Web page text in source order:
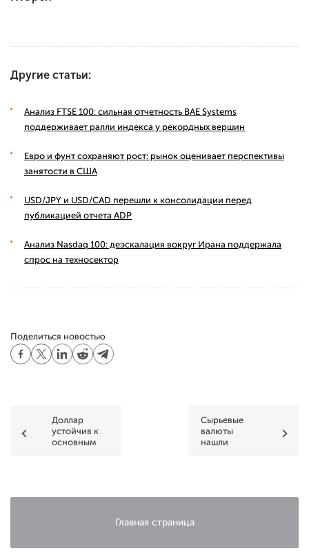
Другие статьи:
Анализ FTSE 100: сильная отчетность BAE Systems
поддерживает ралли индекса у рекордных вершин
Евро и фунт сохраняют рост: рынок оценивает перспективы
занятости в США
USD/JPY и USD/CAD перешли к консолидации перед
публикацией отчета ADP
Анализ Nasdaq 100: деэскалация вокруг Ирана поддержала
спрос на техносектор
Поделиться новостью
Доллар
устойчив к
основным
Сырьевые
валюты
нашли
Главная страница